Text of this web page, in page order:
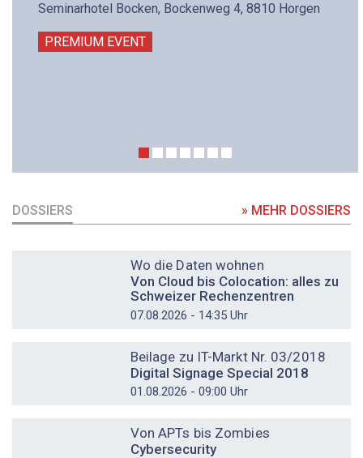
Seminarhotel Bocken, Bockenweg 4, 8810 Horgen
PREMIUM EVENT
DOSSIERS » MEHR DOSSIERS
Wo die Daten wohnen
Von Cloud bis Colocation: alles zu
Schweizer Rechenzentren
07.08.2026 - 14:35 Uhr
Beilage zu IT-Markt Nr. 03/2018
Digital Signage Special 2018
01.08.2026 - 09:00 Uhr
Von APTs bis Zombies
Cybersecurity